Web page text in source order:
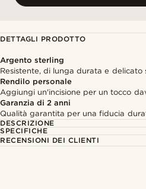
DETTAGLI PRODOTTO
Argento sterling
Resistente, di lunga durata e delicato
Rendilo personale
Aggiungi un'incisione per un tocco
Garanzia di 2 anni
Qualità garantita per una fiducia
DESCRIZIONE
SPECIFICHE
RECENSIONI DEI CLIENTI